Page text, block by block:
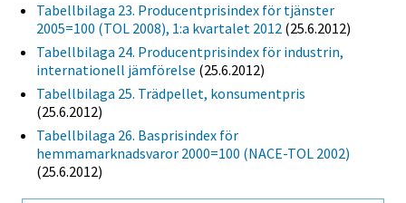
Tabellbilaga 23. Producentprisindex för tjänster
2005=100 (TOL 2008), 1:a kvartalet 2012 (25.6.2012)
Tabellbilaga 24. Producentprisindex för industrin,
internationell jämförelse (25.6.2012)
Tabellbilaga 25. Trädpellet, konsumentpris
(25.6.2012)
Tabellbilaga 26. Basprisindex för
hemmamarknadsvaror 2000=100 (NACE-TOL 2002)
(25.6.2012)